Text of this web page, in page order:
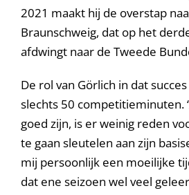
2021 maakt hij de overstap
Braunschweig, dat op het
afdwingt naar de Tweede
De rol van Görlich in dat
slechts 50 competitieminuten.
goed zijn, is er weinig reden
te gaan sleutelen aan zijn
mij persoonlijk een moeilijke
dat ene seizoen wel veel